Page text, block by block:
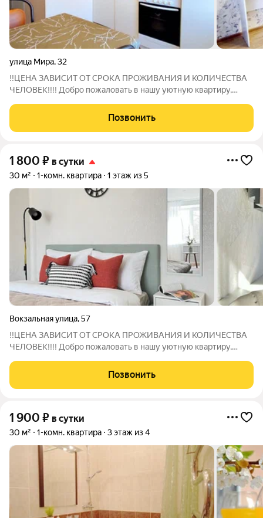
улица Мира,32
!!ЦЕНА ЗАВИСИТ ОТ СРОКА ПРОЖИВАНИЯ И КОЛИЧЕСТВА
ЧЕЛОВЕК!!!! Добро пожаловать в нашу уютную квартиру,
ценит комфорт и удобство. Не зависимо от того,
путешествуете ли Вы по делам или на
Позвонить
1 800 ₽ в сутки
30 м² 1-комн. квартира 1 этаж из 5
Вокзальная улица,57
!!ЦЕНА ЗАВИСИТ ОТ СРОКА ПРОЖИВАНИЯ И КОЛИЧЕСТВА
ЧЕЛОВЕК!!!! Добро пожаловать в нашу уютную квартиру,
ценит комфорт и удобство. Не зависимо от того,
путешествуете ли Вы по делам или на
Позвонить
1 900 ₽ в сутки
30 м² 1-комн. квартира 3 этаж из 4